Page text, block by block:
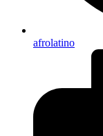
afrolatino